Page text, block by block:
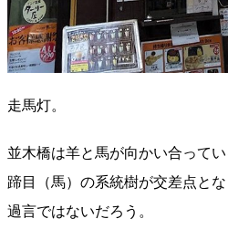
走馬灯。
並木橋は羊と馬が向かい合って
蹄目（馬）の系統樹が交差点と
過言ではないだろう。